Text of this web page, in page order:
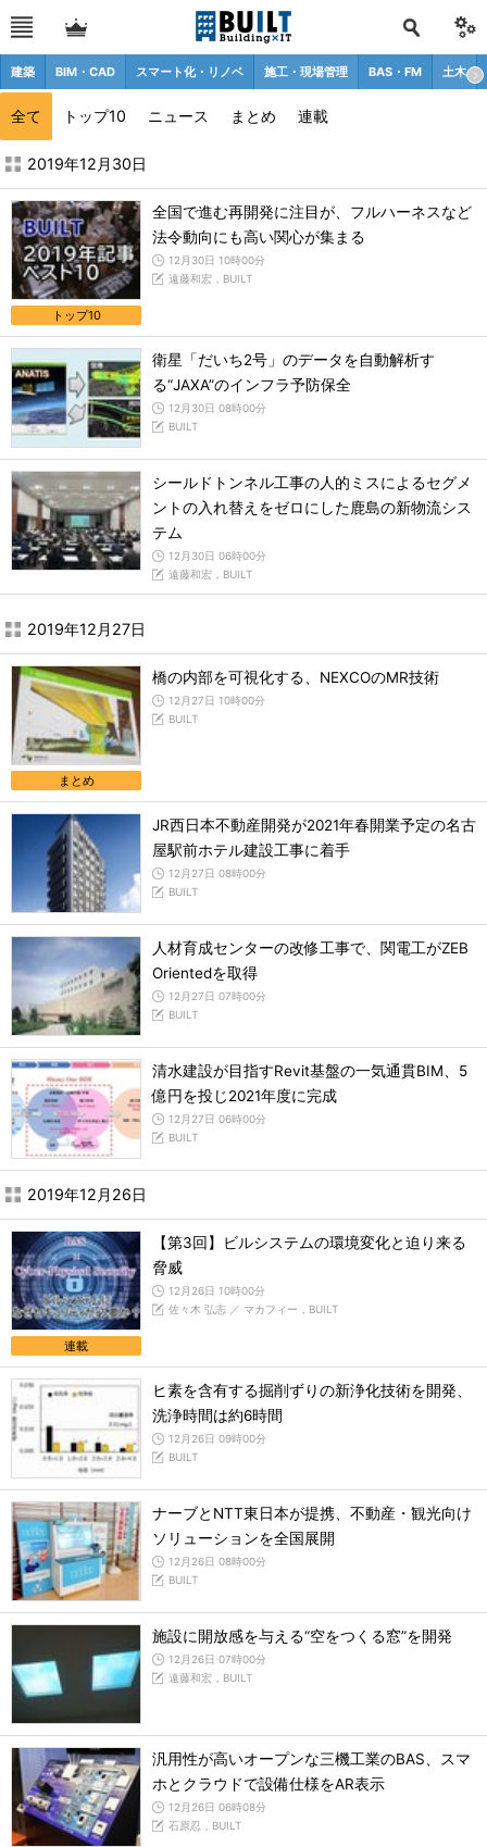
建築 BIM・CAD スマート化・リノベ 施工・現場管理 BAS・FM 土木
全て トップ10 ニュース まとめ 連載
2019年12月の記事一覧 - BUILT
2019年12月30日
トップ10
全国で進む再開発に注目が、フルハーネスなど
法令動向にも高い関心が集まる
12月30日 10時00分
遠藤和宏，BUILT
衛星「だいち2号」のデータを自動解析す
る“JAXA”のインフラ予防保全
12月30日 08時00分
BUILT
シールドトンネル工事の人的ミスによるセグメ
ントの入れ替えをゼロにした鹿島の新物流シス
テム
12月30日 06時00分
遠藤和宏，BUILT
2019年12月27日
まとめ
橋の内部を可視化する、NEXCOのMR技術
12月27日 10時00分
BUILT
JR西日本不動産開発が2021年春開業予定の名古
屋駅前ホテル建設工事に着手
12月27日 08時00分
BUILT
人材育成センターの改修工事で、関電工がZEB
Orientedを取得
12月27日 07時00分
BUILT
清水建設が目指すRevit基盤の一気通貫BIM、5
億円を投じ2021年度に完成
12月27日 06時00分
BUILT
2019年12月26日
連載
【第3回】ビルシステムの環境変化と迫り来る
脅威
12月26日 10時00分
佐々木 弘志 ／ マカフィー，BUILT
ヒ素を含有する掘削ずりの新浄化技術を開発、
洗浄時間は約6時間
12月26日 09時00分
BUILT
ナーブとNTT東日本が提携、不動産・観光向け
ソリューションを全国展開
12月26日 08時00分
BUILT
施設に開放感を与える“空をつくる窓”を開発
12月26日 07時00分
遠藤和宏，BUILT
汎用性が高いオープンな三機工業のBAS、スマ
ホとクラウドで設備仕様をAR表示
12月26日 06時08分
石原忍，BUILT